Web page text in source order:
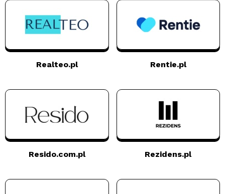
Realteo.pl Rentie.pl
Resido.com.pl Rezidens.pl